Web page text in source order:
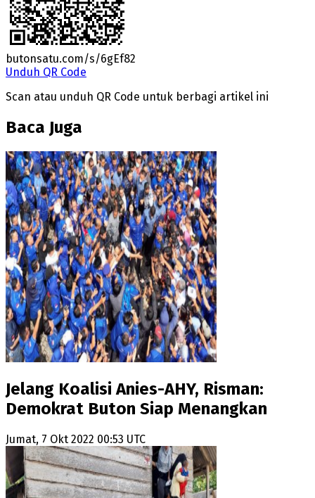
butonsatu.com/s/6gEf82
Unduh QR Code
Scan atau unduh QR Code untuk berbagi artikel ini
Baca Juga
Jelang Koalisi Anies-AHY, Risman:
Demokrat Buton Siap Menangkan
Jumat, 7 Okt 2022 00:53 UTC